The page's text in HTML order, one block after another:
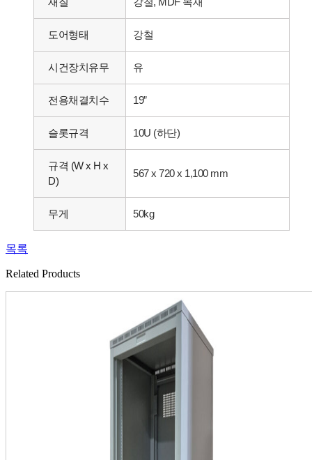
도어형태 강철
시건장치유무 유
전용채결치수 19”
슬롯규격 10U (하단)
규격 (W x H x
D)
567 x 720 x 1,100 mm
무게 50kg
목록
Related Products​​